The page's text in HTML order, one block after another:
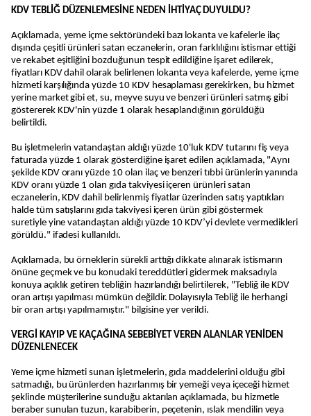
KDV TEBLİĞ DÜZENLEMESİNE NEDEN İHTİYAÇ DUYULDU?
Açıklamada, yeme içme sektöründeki bazı lokanta ve kafelerle ilaç
dışında çeşitli ürünleri satan eczanelerin, oran farklılığını istismar ettiği
ve rekabet eşitliğini bozduğunun tespit edildiğine işaret edilerek,
fiyatları KDV dahil olarak belirlenen lokanta veya kafelerde, yeme içme
hizmeti karşılığında yüzde 10 KDV hesaplaması gerekirken, bu hizmet
yerine market gibi et, su, meyve suyu ve benzeri ürünleri satmış gibi
göstererek KDV'nin yüzde 1 olarak hesaplandığının görüldüğü
belirtildi.
Bu işletmelerin vatandaştan aldığı yüzde 10'luk KDV tutarını fiş veya
faturada yüzde 1 olarak gösterdiğine işaret edilen açıklamada, "Aynı
şekilde KDV oranı yüzde 10 olan ilaç ve benzeri tıbbi ürünlerin yanında
KDV oranı yüzde 1 olan gıda takviyesi içeren ürünleri satan
eczanelerin, KDV dahil belirlenmiş fiyatlar üzerinden satış yaptıkları
halde tüm satışlarını gıda takviyesi içeren ürün gibi göstermek
suretiyle yine vatandaştan aldığı yüzde 10 KDV’yi devlete vermedikleri
görüldü." ifadesi kullanıldı.
Açıklamada, bu örneklerin sürekli arttığı dikkate alınarak istismarın
önüne geçmek ve bu konudaki tereddütleri gidermek maksadıyla
konuya açıklık getiren tebliğin hazırlandığı belirtilerek, "Tebliğ ile KDV
oran artışı yapılması mümkün değildir. Dolayısıyla Tebliğ ile herhangi
bir oran artışı yapılmamıştır." bilgisine yer verildi.
VERGİ KAYIP VE KAÇAĞINA SEBEBİYET VEREN ALANLAR YENİDEN
DÜZENLENECEK
Yeme içme hizmeti sunan işletmelerin, gıda maddelerini olduğu gibi
satmadığı, bu ürünlerden hazırlanmış bir yemeği veya içeceği hizmet
şeklinde müşterilerine sunduğu aktarılan açıklamada, bu hizmetle
beraber sunulan tuzun, karabiberin, peçetenin, ıslak mendilin veya